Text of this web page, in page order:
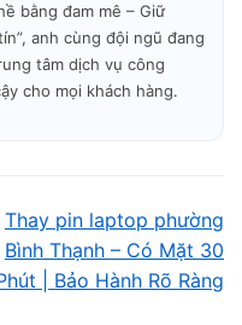
kỹ thuật hơn 10
xử lý các tình
nguồn, treo logo,
hàng đầu, tìm
vì thay linh kiện
bằng đam mê – Giữ
anh cùng đội ngũ đang
tâm dịch vụ công
cho mọi khách hàng.
Thay pin laptop phường
Bình Thạnh – Có Mặt 30
| Bảo Hành Rõ Ràng